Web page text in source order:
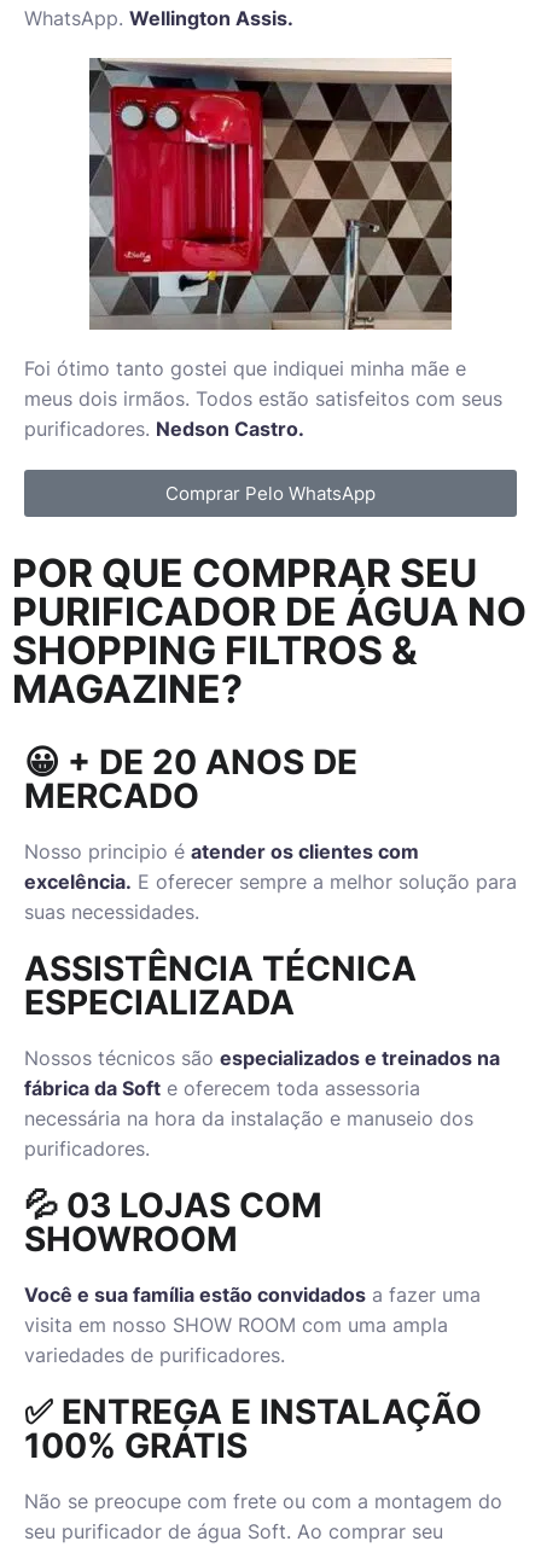
WhatsApp. Wellington Assis.
Foi ótimo tanto gostei que indiquei minha mãe e
meus dois irmãos. Todos estão satisfeitos com seus
purificadores. Nedson Castro.
Comprar Pelo WhatsApp
POR QUE COMPRAR SEU
PURIFICADOR DE ÁGUA NO
SHOPPING FILTROS &
MAGAZINE?
😀 + DE 20 ANOS DE
MERCADO
Nosso principio é atender os clientes com
excelência. E oferecer sempre a melhor solução para
suas necessidades.
ASSISTÊNCIA TÉCNICA
ESPECIALIZADA
Nossos técnicos são especializados e treinados na
fábrica da Soft e oferecem toda assessoria
necessária na hora da instalação e manuseio dos
purificadores.
💦 03 LOJAS COM
SHOWROOM
Você e sua família estão convidados a fazer uma
visita em nosso SHOW ROOM com uma ampla
variedades de purificadores.
✅ ENTREGA E INSTALAÇÃO
100% GRÁTIS
Não se preocupe com frete ou com a montagem do
seu purificador de água Soft. Ao comprar seu